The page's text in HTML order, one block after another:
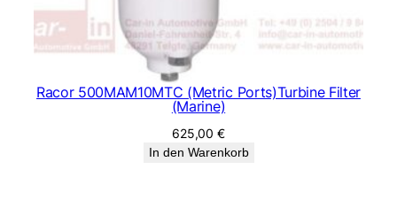
Racor 500MAM10MTC (Metric Ports)Turbine Filter
(Marine)
625,00€
In den Warenkorb